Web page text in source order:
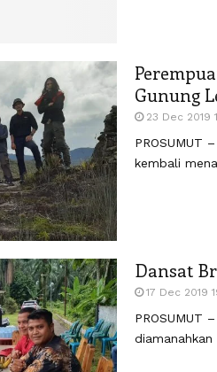
Gunung
23 Dec 2019
PROSUMUT
kembali
Dansat
17 Dec 2019
PROSUMUT